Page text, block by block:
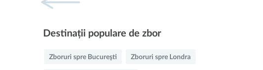
Destinații populare de zbor
Zboruri spre Bucureşti Zboruri spre Londra